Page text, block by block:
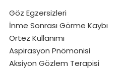
Göz Egzersizleri
İnme Sonrası Görme Kaybı
Ortez Kullanımı
Aspirasyon Pnömonisi
Aksiyon Gözlem Terapisi